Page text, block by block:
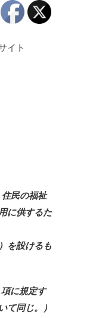
イト
民の福祉
に供するた
を設けるも
に規定す
て同じ。）